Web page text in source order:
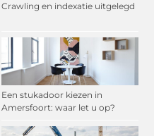
Crawling en indexatie uitgelegd
Een stukadoor kiezen in
Amersfoort: waar let u op?